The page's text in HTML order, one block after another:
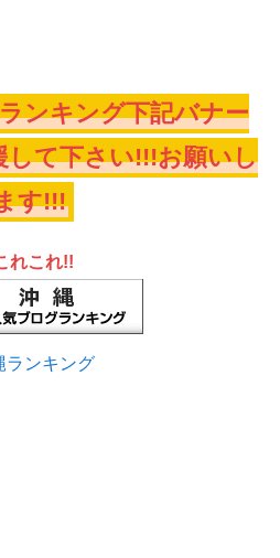
ンキング下記バナー
して下さい!!!お願いし
す!!!
れこれ!!
ランキング